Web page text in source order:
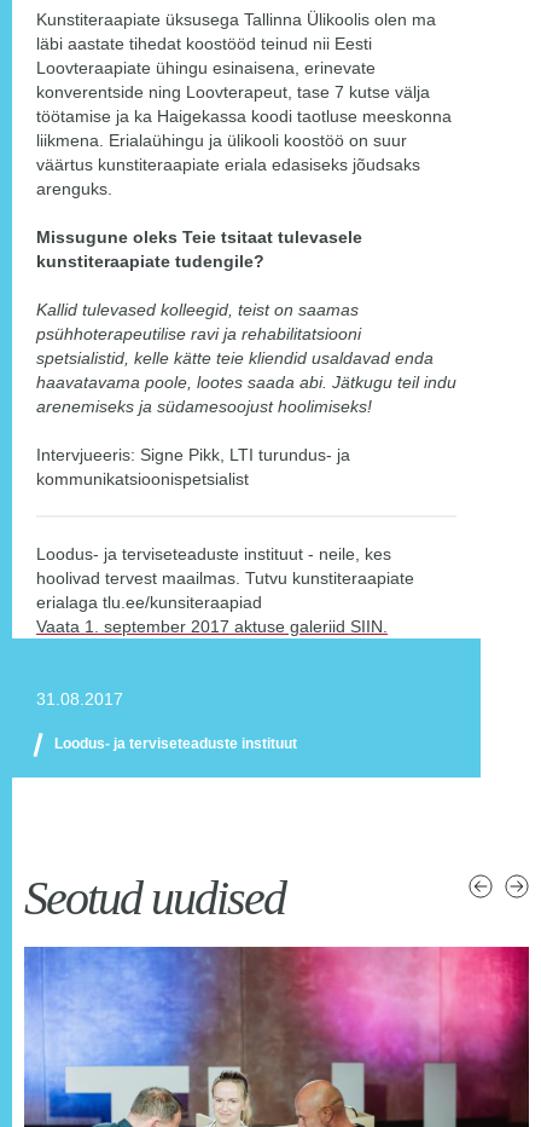
31.08.2017
Loodus- ja terviseteaduste instituut
Kunstiteraapiate üksusega Tallinna Ülikoolis olen ma
läbi aastate tihedat koostööd teinud nii Eesti
Loovteraapiate ühingu esinaisena, erinevate
konverentside ning Loovterapeut, tase 7 kutse välja
töötamise ja ka Haigekassa koodi taotluse meeskonna
liikmena. Erialaühingu ja ülikooli koostöö on suur
väärtus kunstiteraapiate eriala edasiseks jõudsaks
arenguks.
Missugune oleks Teie tsitaat tulevasele
kunstiteraapiate tudengile?
Kallid tulevased kolleegid, teist on saamas
psühhoterapeutilise ravi ja rehabilitatsiooni
spetsialistid, kelle kätte teie kliendid usaldavad enda
haavatavama poole, lootes saada abi. Jätkugu teil indu
arenemiseks ja südamesoojust hoolimiseks!
Intervjueeris: Signe Pikk, LTI turundus- ja
kommunikatsioonispetsialist
Loodus- ja terviseteaduste instituut - neile, kes
hoolivad tervest maailmas. Tutvu kunstiteraapiate
erialaga tlu.ee/kunsiteraapiad
Vaata 1. september 2017 aktuse galeriid SIIN.
Seotud uudised